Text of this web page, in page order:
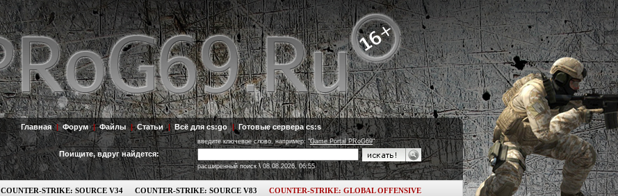
Главная | Форум | Файлы | Статьи | Всё для cs:go | Готовые сервера cs:s
Поищите, вдруг найдется:
введите ключевое слово, например: "Game Portal PRoG69"
расширенный поиск \ 08.08.2026, 06:55
COUNTER-STRIKE: SOURCE V34 COUNTER-STRIKE: SOURCE V83 COUNTER-STRIKE: GLOBAL OFFENSIVE